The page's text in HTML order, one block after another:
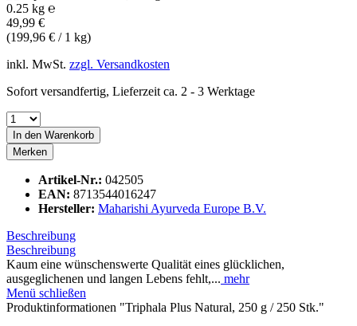
0.25 kg ℮
49,99 €
(199,96 € / 1 kg)
inkl. MwSt. zzgl. Versandkosten
Sofort versandfertig, Lieferzeit ca. 2 - 3 Werktage
In den Warenkorb
Merken
Artikel-Nr.: 042505
EAN: 8713544016247
Hersteller: Maharishi Ayurveda Europe B.V.
Beschreibung
Beschreibung
Kaum eine wünschenswerte Qualität eines glücklichen,
ausgeglichenen und langen Lebens fehlt,... mehr
Menü schließen
Produktinformationen "Triphala Plus Natural, 250 g / 250 Stk."